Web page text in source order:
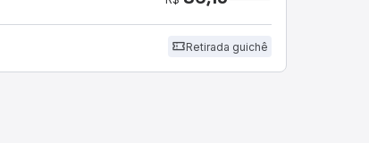
Retirada guichê